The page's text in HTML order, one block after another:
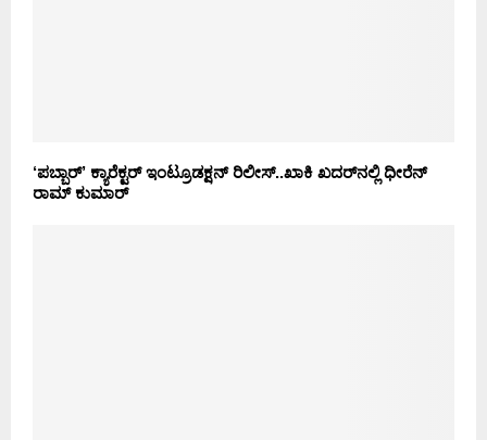
‘ಪಬ್ಬಾರ್’ ಕ್ಯಾರೆಕ್ಟರ್ ಇಂಟ್ರೂಡಕ್ಷನ್ ರಿಲೀಸ್..ಖಾಕಿ ಖದರ್‌ನಲ್ಲಿ ಧೀರೆನ್
ರಾಮ್ ಕುಮಾರ್